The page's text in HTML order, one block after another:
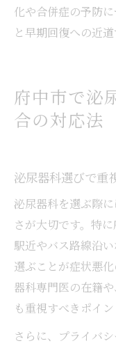
化や合併症の予防
と早期回復への近道
府中市で泌
合の対応法
泌尿器科選びで重
泌尿器科を選ぶ際
さが大切です。特
駅近やバス路線沿
選ぶことが症状悪
器科専門医の在籍
も重視すべきポイン
さらに、プライバ